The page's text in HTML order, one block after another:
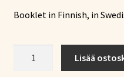
Booklet in Finnish, in
Lisää